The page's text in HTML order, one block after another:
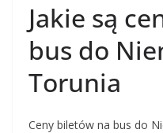
Jakie są
bus do
Torunia
Ceny biletów na bus do